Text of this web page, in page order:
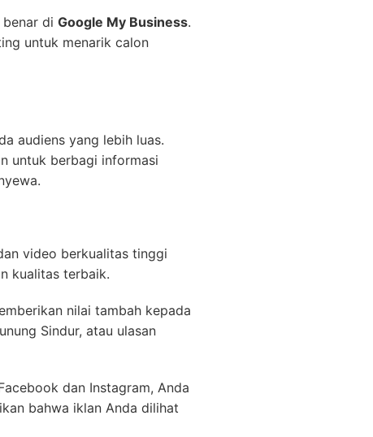
di Google My Business.
untuk menarik calon
audiens yang lebih luas.
untuk berbagi informasi
video berkualitas tinggi
kualitas terbaik.
nilai tambah kepada
Sindur, atau ulasan
dan Instagram, Anda
bahwa iklan Anda dilihat